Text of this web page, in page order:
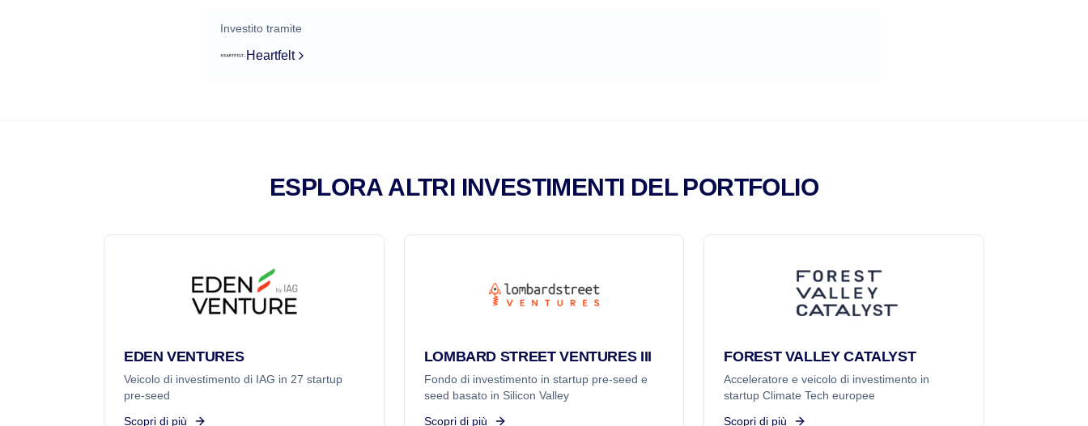
Investito tramite
Heartfelt
ESPLORA ALTRI INVESTIMENTI DEL PORTFOLIO
EDEN VENTURES
Veicolo di investimento di IAG in 27 startup
pre-seed
Scopri di più
LOMBARD STREET VENTURES III
Fondo di investimento in startup pre-seed e
seed basato in Silicon Valley
Scopri di più
FOREST VALLEY CATALYST
Acceleratore e veicolo di investimento in
startup Climate Tech europee
Scopri di più